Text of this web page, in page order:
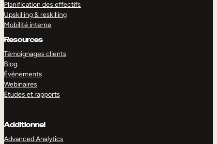
Planification des effectifs
Upskilling & reskilling
Mobilité interne
Resources
Témoignages clients
Blog
Événements
Webinaires
Études et rapports
Additionnel
Advanced Analytics